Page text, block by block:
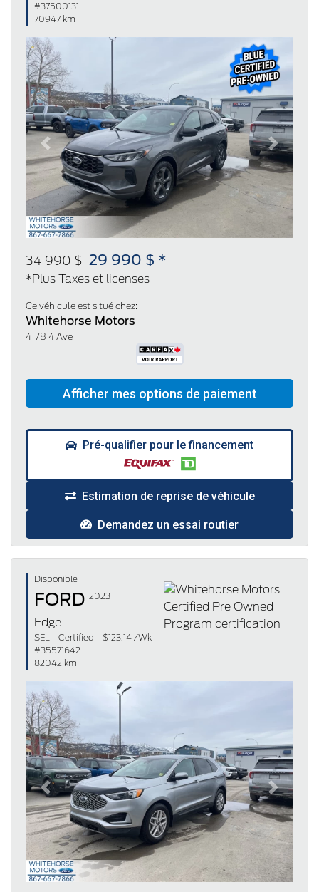
#37500131
70947 km
Previous Next
34 990 $ 29 990 $ *
*Plus Taxes et licenses
Ce véhicule est situé chez:
Whitehorse Motors
4178 4 Ave
Pré-qualifier pour le financement
Estimation de reprise de véhicule
Demandez un essai routier
Disponible
FORD 2023
Edge
SEL - Certified - $123.14 /Wk
#35571642
82042 km
Previous Next